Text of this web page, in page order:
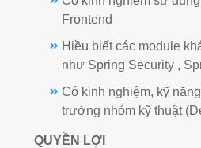
Frontend
Hiều biết các module
như Spring Security ,
Có kinh nghiệm, kỹ
trưởng nhóm kỹ thuật
QUYỀN LỢI